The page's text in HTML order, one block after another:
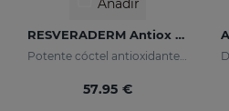
RESVERADERM Antiox Concentrado Antienvejecimiento
Potente cóctel antioxidante con resveratrol
57.95 €